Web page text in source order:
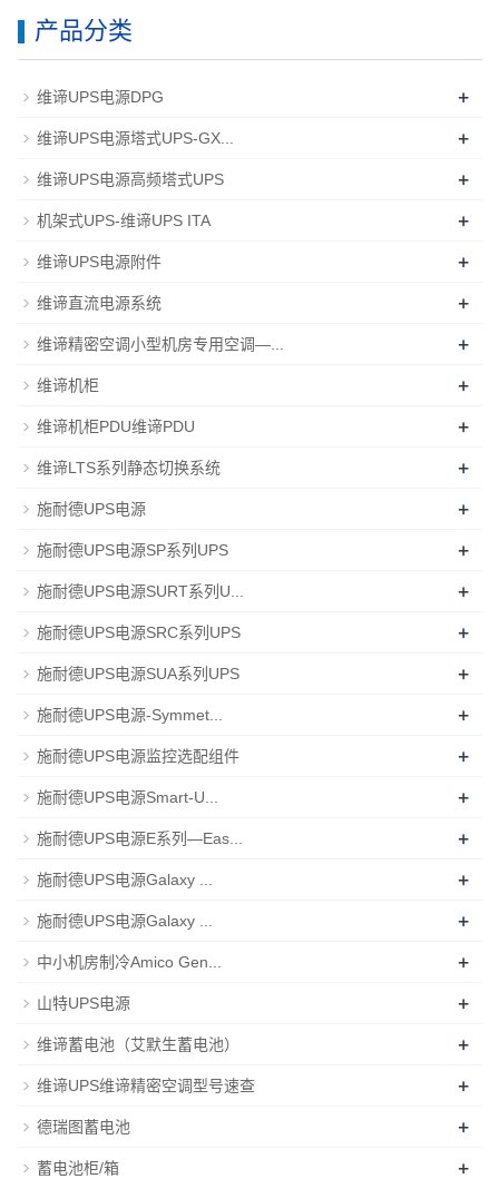
产品分类
维谛UPS电源DPG +
维谛UPS电源塔式UPS-GX... +
维谛UPS电源高频塔式UPS +
机架式UPS-维谛UPS ITA +
维谛UPS电源附件 +
维谛直流电源系统 +
维谛精密空调小型机房专用空调—... +
维谛机柜 +
维谛机柜PDU维谛PDU +
维谛LTS系列静态切换系统 +
施耐德UPS电源 +
施耐德UPS电源SP系列UPS +
施耐德UPS电源SURT系列U... +
施耐德UPS电源SRC系列UPS +
施耐德UPS电源SUA系列UPS +
施耐德UPS电源-Symmet... +
施耐德UPS电源监控选配组件 +
施耐德UPS电源Smart-U... +
施耐德UPS电源E系列—Eas... +
施耐德UPS电源Galaxy ... +
施耐德UPS电源Galaxy ... +
中小机房制冷Amico Gen... +
山特UPS电源 +
维谛蓄电池（艾默生蓄电池） +
维谛UPS维谛精密空调型号速查 +
德瑞图蓄电池 +
蓄电池柜/箱 +